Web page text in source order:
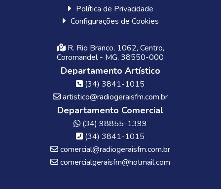
Política de Privacidade
Configurações de Cookies
R. Rio Branco, 1062, Centro,
Coromandel - MG, 38550-000
Departamento Artístico
(34) 3841-1015
artistico@radiogeraisfm.com.br
Departamento Comercial
(34) 98855-1399
(34) 3841-1015
comercial@radiogeraisfm.com.br
comercialgeraisfm@hotmail.com